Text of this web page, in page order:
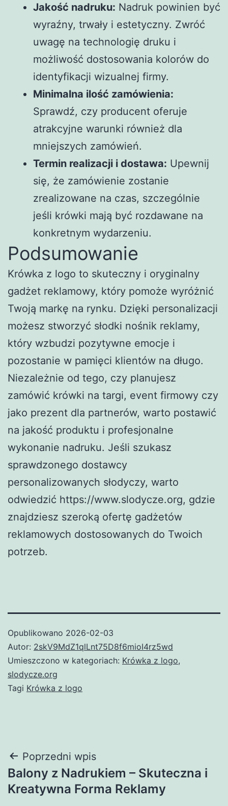
Jakość nadruku: Nadruk powinien być
wyraźny, trwały i estetyczny. Zwróć
uwagę na technologię druku i
możliwość dostosowania kolorów do
identyfikacji wizualnej firmy.
Minimalna ilość zamówienia:
Sprawdź, czy producent oferuje
atrakcyjne warunki również dla
mniejszych zamówień.
Termin realizacji i dostawa: Upewnij
się, że zamówienie zostanie
zrealizowane na czas, szczególnie
jeśli krówki mają być rozdawane na
konkretnym wydarzeniu.
Podsumowanie
Krówka z logo to skuteczny i oryginalny
gadżet reklamowy, który pomoże wyróżnić
Twoją markę na rynku. Dzięki personalizacji
możesz stworzyć słodki nośnik reklamy,
który wzbudzi pozytywne emocje i
pozostanie w pamięci klientów na długo.
Niezależnie od tego, czy planujesz
zamówić krówki na targi, event firmowy czy
jako prezent dla partnerów, warto postawić
na jakość produktu i profesjonalne
wykonanie nadruku. Jeśli szukasz
sprawdzonego dostawcy
personalizowanych słodyczy, warto
odwiedzić https://www.slodycze.org, gdzie
znajdziesz szeroką ofertę gadżetów
reklamowych dostosowanych do Twoich
potrzeb.
Opublikowano 2026-02-03
Autor: 2skV9MdZ1qlLnt75D8f6mioI4rz5wd
Umieszczono w kategoriach: Krówka z logo,
slodycze.org
Tagi Krówka z logo
Nawigacja
wpisu
Poprzedni wpis
Balony z Nadrukiem – Skuteczna i
Kreatywna Forma Reklamy